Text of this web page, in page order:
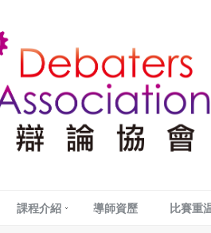
課程介紹 導師資歷 比賽重